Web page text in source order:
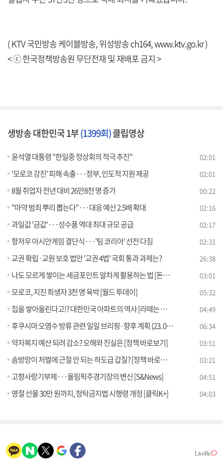
( KTV 국민방송 케이블방송, 위성방송 ch164,www.ktv.go.kr)
< ⓒ 한국정책방송원 무단전재 및 재배포 금지 >
생방송 대한민국 1부(1399회)클립영상
윤석열 대통령 "한일중 정상회의 적극 추진" 02:01
'모로코 강진' 피해 속출···정부, 인도적 지원 제공 02:01
8월 취업자 전년 대비 26만8천 명 증가 00:22
"마약 범죄 뿌리 뽑는다"···대응 예산 2.5배 확대 02:16
과일값 '금값'···성수품 역대 최대 규모 공급 02:17
항저우 아시안게임 결단식···'팀 코리아' 선전 다짐 02:31
교권 확립·교원 보호 법안 '교권 4법' 국회 통과 과제는? 26:38
나도 모르게 쌓이는 세금포인트 알차게 활용하는 법 [돈이 보이는 VCR] 03:01
모로코, 지진 희생자 3천 명 육박 [월드 투데이] 05:32
집을 쌓아올린다고!? 대한민국 아파트의 역사 [라떼는 뉴우스] 04:49
후쿠시마 오염수 방류 관련 일일 브리핑·향후 계획 (23. 09. 13. 11시) 06:34
약자복지 예산 되려 감소? 오해와 진실은 [정책 바로보기] 03:51
솜방망이 처벌에 근절 안 되는 하도급 갑질? [정책 바로보기] 03:21
고향사랑기부제···올림픽주경기장의 변신 [S&News] 04:51
명절 선물 30만 원까지, 청탁금지법 시행령 개정 [클릭K+] 04:03